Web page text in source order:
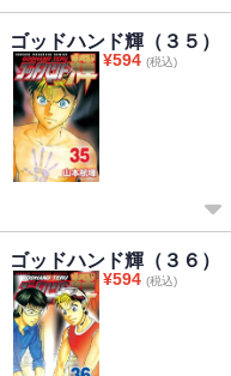
ゴッドハンド輝（３５）
¥594 (税込)
ゴッドハンド輝（３６）
¥594 (税込)